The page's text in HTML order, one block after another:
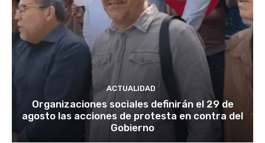
ACTUALIDAD
Organizaciones sociales definirán el 29 de
agosto las acciones de protesta en contra del
Gobierno